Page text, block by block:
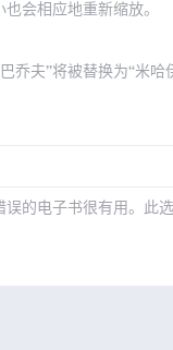
会相应地重新缩放。
乔夫”将被替换为“米哈
的电子书很有用。此